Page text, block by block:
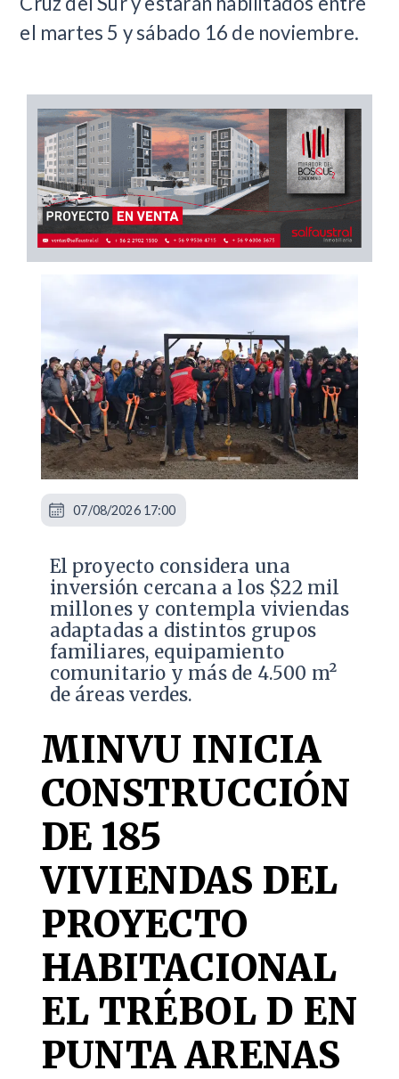
el martes 5 y sábado 16 de noviembre.
El proyecto considera una
inversión cercana a los $22 mil
millones y contempla viviendas
adaptadas a distintos grupos
familiares, equipamiento
comunitario y más de 4.500 m²
de áreas verdes.
MINVU INICIA
CONSTRUCCIÓN
DE 185
VIVIENDAS DEL
PROYECTO
HABITACIONAL
EL TRÉBOL D EN
PUNTA ARENAS
07/08/2026 17:00